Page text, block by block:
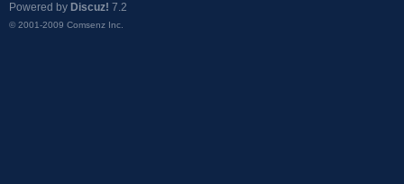
Powered by Discuz! 7.2
© 2001-2009 Comsenz Inc.